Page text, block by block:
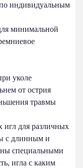
индивидуальным
минимальной
уколе
от острия
травмы
игл для различных
с длинным и
специальными
игла с каким